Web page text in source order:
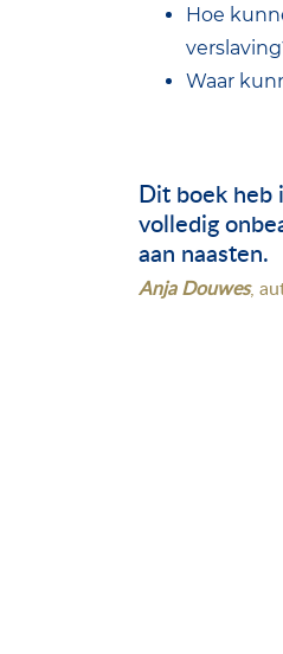
Hoe
Waar
Dit boek heb
volledig
aan
Anja Douwes,